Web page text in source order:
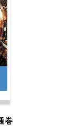
巻